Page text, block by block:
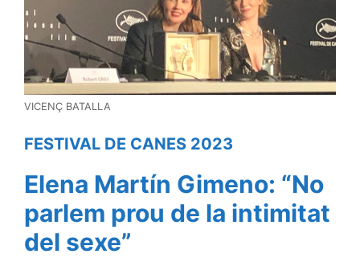
VICENÇ BATALLA
FESTIVAL DE CANES 2023
Elena Martín Gimeno: “No
parlem prou de la intimitat
del sexe”